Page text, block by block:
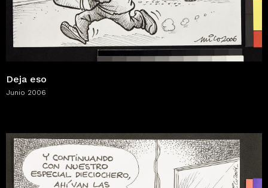
Deja eso
Junio 2006